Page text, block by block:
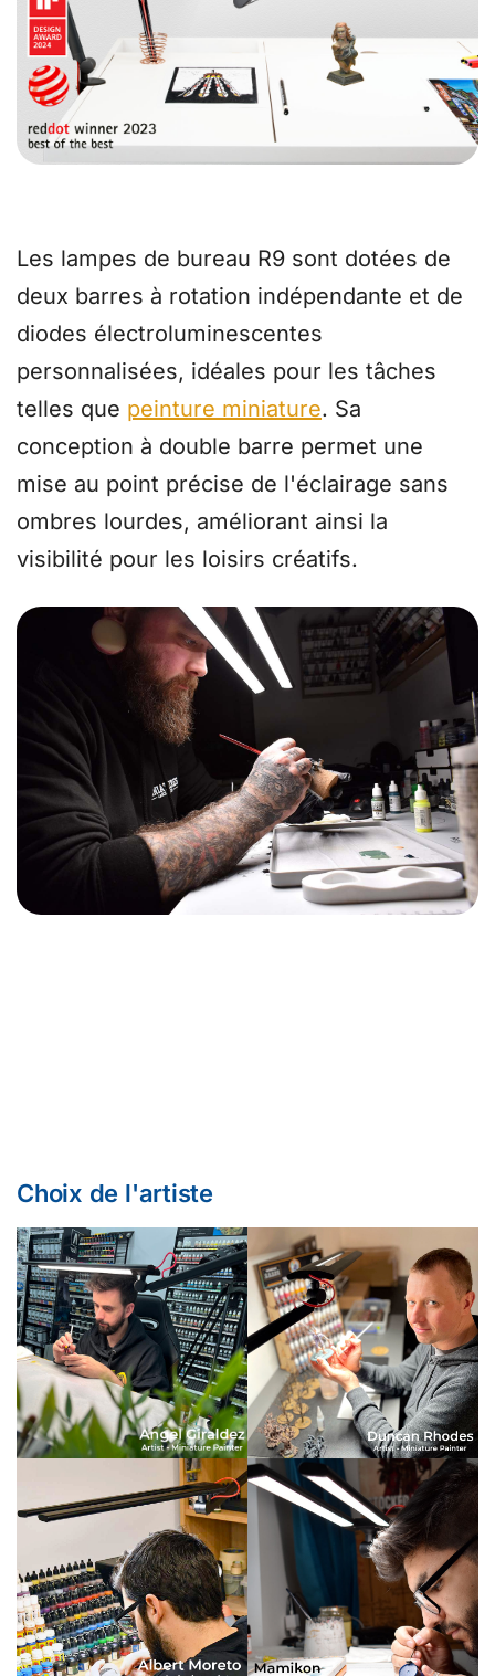
Les lampes de bureau R9 sont dotées de
deux barres à rotation indépendante et de
diodes électroluminescentes
personnalisées, idéales pour les tâches
telles que peinture miniature. Sa
conception à double barre permet une
mise au point précise de l'éclairage sans
ombres lourdes, améliorant ainsi la
visibilité pour les loisirs créatifs.
Choix de l'artiste